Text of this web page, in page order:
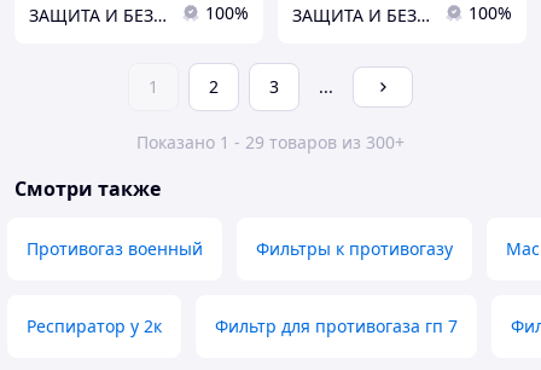
ЗАЩИТА И БЕЗОПАСНОСТЬ 100% ЗАЩИТА И БЕЗОПАСНОСТЬ 100%
1 2 3 ...
Показано 1 - 29 товаров из 300+
Смотри также
Противогаз военный Фильтры к противогазу
Респиратор у 2к Фильтр для противогаза гп 7